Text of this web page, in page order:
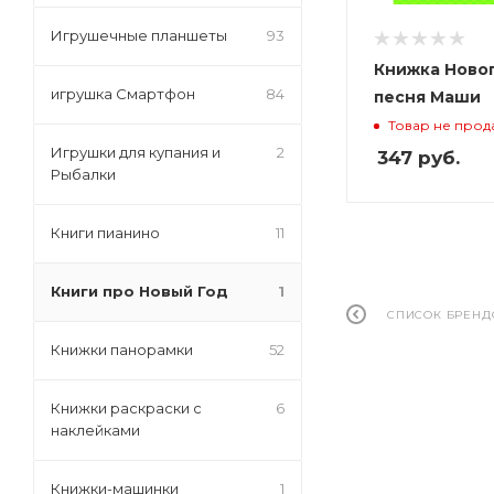
Книжка
песня Маши
Товар не
347 руб.
СПИСОК
Игрушечные планшеты 93
игрушка Смартфон 84
Игрушки для купания и
Рыбалки
2
Книги пианино 11
Книги про Новый Год 1
Книжки панорамки 52
Книжки раскраски с
наклейками
6
Книжки-машинки 1